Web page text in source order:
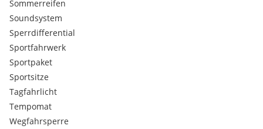
Sommerreifen
Soundsystem
Sperrdifferential
Sportfahrwerk
Sportpaket
Sportsitze
Tagfahrlicht
Tempomat
Wegfahrsperre